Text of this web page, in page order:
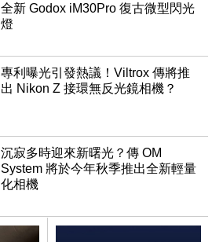
全新 Godox iM30Pro 復古微型閃光
燈
專利曝光引發熱議！Viltrox 傳將推
出 Nikon Z 接環無反光鏡相機？
沉寂多時迎來新曙光？傳 OM
System 將於今年秋季推出全新輕量
化相機